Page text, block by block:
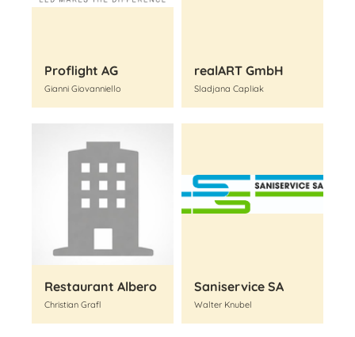
Proflight AG
Gianni Giovanniello
realART GmbH
Sladjana Capliak
Restaurant Albero
Christian Grafl
Saniservice SA
Walter Knubel